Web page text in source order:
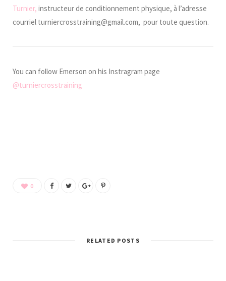
Turnier, instructeur de conditionnement physique, à l’adresse
courriel turniercrosstraining@gmail.com, pour toute question.
You can follow Emerson on his Instragram page
@turniercrosstraining
0
RELATED POSTS